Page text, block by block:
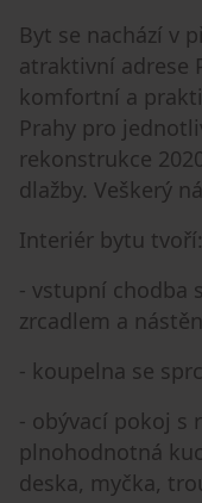
Byt se nachází v
atraktivní adrese
komfortní a
Prahy pro
rekonstrukce
dlažby. Veškerý
Interiér bytu tvoří:
- vstupní chodba
zrcadlem a
- koupelna se
- obývací pokoj s
plnohodnotná
deska, myčka,